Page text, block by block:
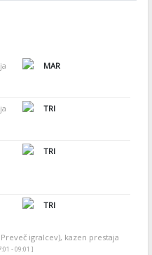
MAR
TRI
TRI
TRI
Preveč igralcev), kazen prestaja
- 09:01 ]